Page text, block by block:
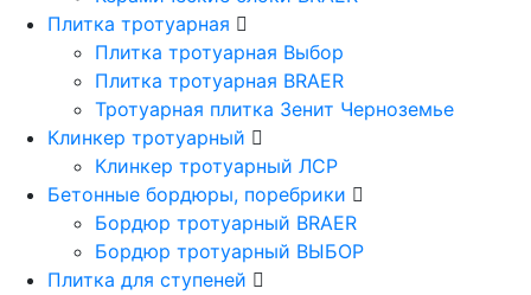
Плитка тротуарная
Плитка тротуарная Выбор
Плитка тротуарная BRAER
Тротуарная плитка Зенит Черноземье
Клинкер тротуарный
Клинкер тротуарный ЛСР
Бетонные бордюры, поребрики
Бордюр тротуарный BRAER
Бордюр тротуарный ВЫБОР
Плитка для ступеней